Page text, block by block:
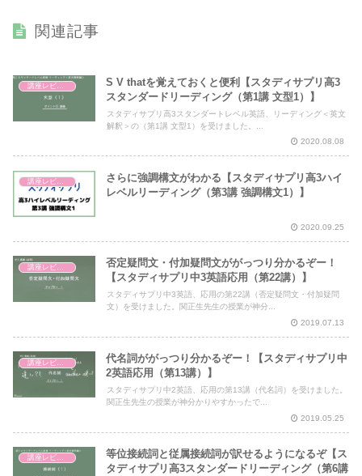
関連記事
S V thatを覚えておくと便利【スタディサプリ高3
スタンダードリーディング（第1講 文型1）】
スタディサプリ高3スタンダートレベル英語、リーディング＜英文
解釈＞の（第1講 文型1）を受けました。...
2020.08.08
さらに強調構文がわかる【スタディサプリ高3ハイ
レベルリーディング（第3講 強調構文1）】
2020.09.25
否定疑問文・付加疑問文ががっつり分かるぞー！
【スタディサプリ中3英語応用（第22講）】
スタディサプリ中3英語、応用の第22講（否定疑問文・付加疑問
文）を受けました。関正生先生の授業が神分...
2019.07.13
代名詞ががっつり分かるぞー！【スタディサプリ中
2英語応用（第13講）】
スタディサプリ中2英語、応用の第13講（代名詞）を受けました。
関正生先生の授業が神分かりやすかったで...
2019.05.25
講座レビュー
等位接続詞と従属接続詞が訳せるようになるぞ【ス
タディサプリ高3スタンダードリーディング（第6講